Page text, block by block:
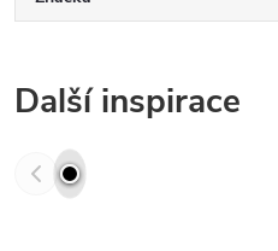
Další inspirace